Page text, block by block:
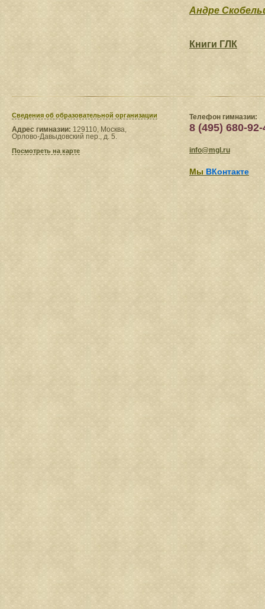
Андре
Книги ГЛК
Сведения​ об образовательной организации
Адрес гимназии: 129110, Москва,
Орлово-Давыдовский пер., д. 5.
Посмотреть на карте
Телефон гимназии:
8 (495) 680-92-
info@mgl.ru
Мы ВКонтакте